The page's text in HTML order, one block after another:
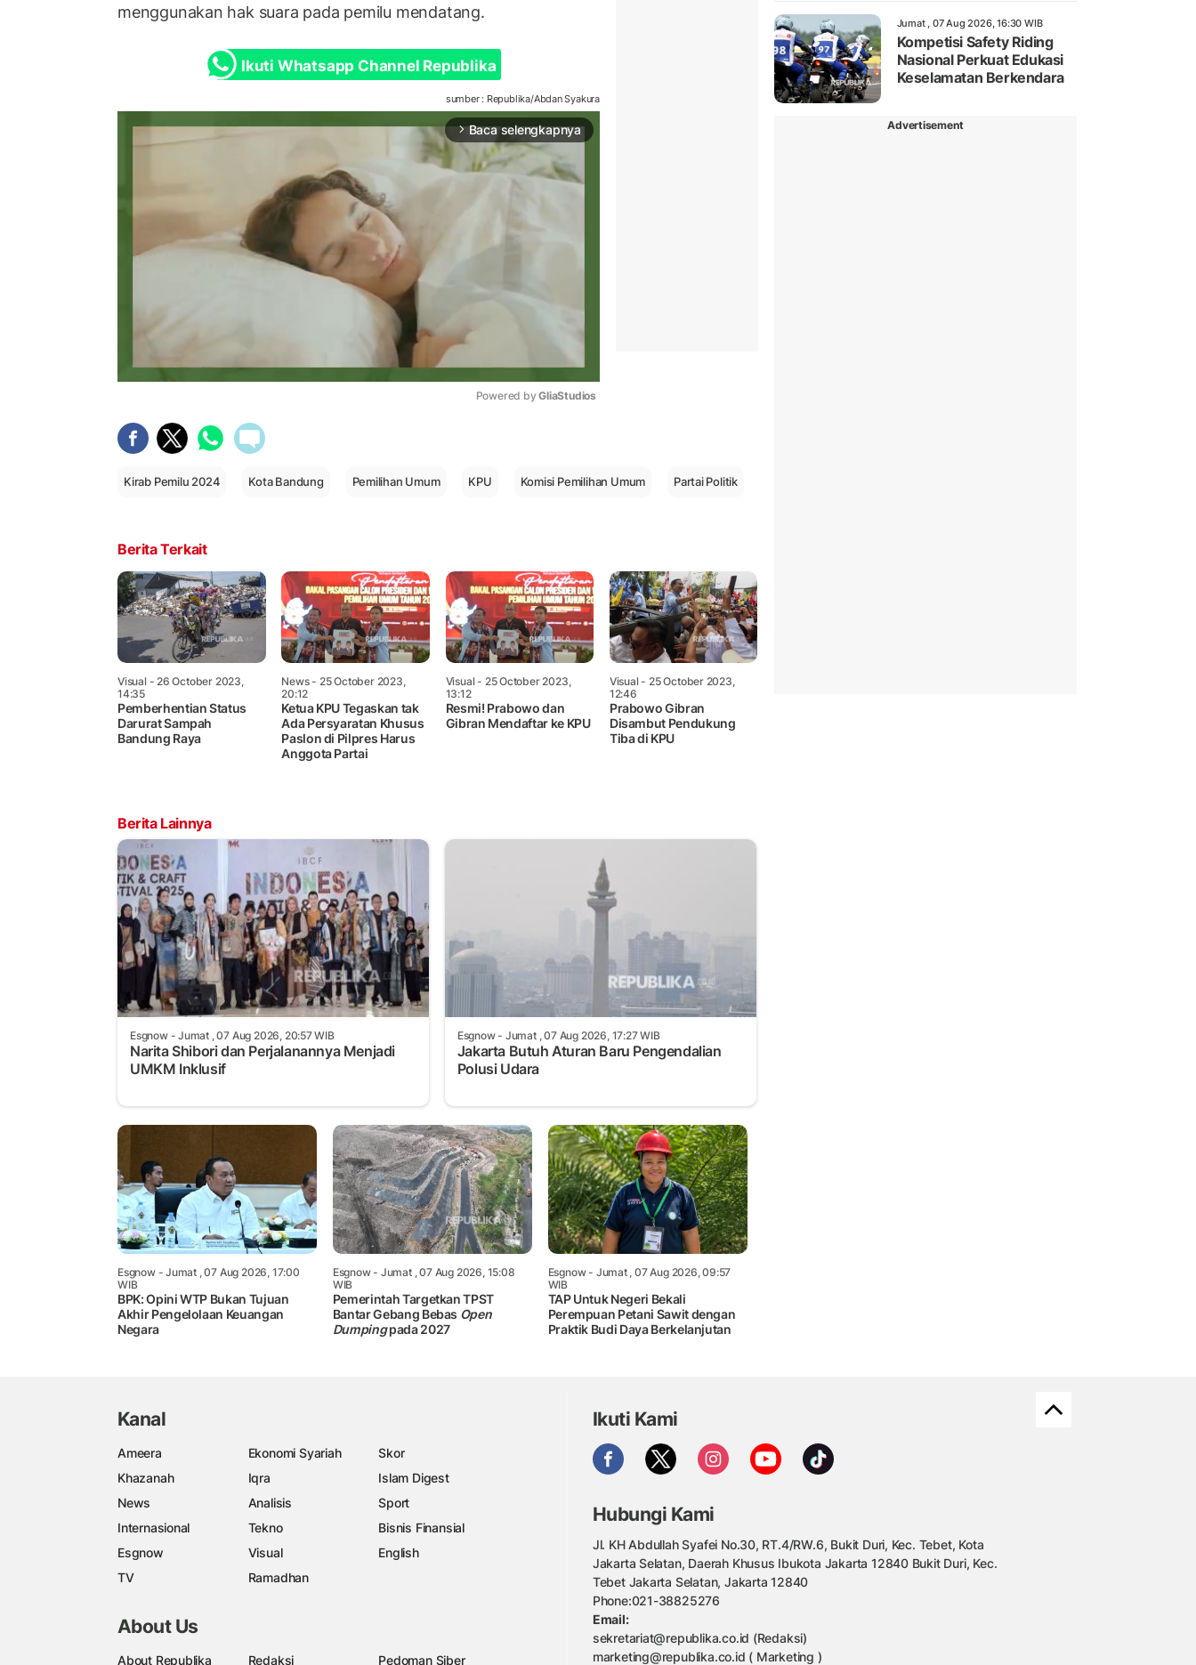
menggunakan hak suara pada pemilu mendatang.
Ikuti Whatsapp Channel Republika
sumber : Republika/Abdan Syakura
arrow_forward_ios Baca selengkapnya
Powered by GliaStudios
Kirab Pemilu 2024 Kota Bandung Pemilihan Umum KPU Komisi Pemilihan Umum Partai Politik
Berita Terkait
Visual - 26 October 2023,
14:35
Pemberhentian Status
Darurat Sampah
Bandung Raya
News- 25 October 2023,
20:12
Ketua KPU Tegaskan tak
Ada Persyaratan Khusus
Paslon di Pilpres Harus
Anggota Partai
Visual - 25 October 2023,
13:12
Resmi! Prabowo dan
Gibran Mendaftar ke KPU
Visual - 25 October 2023,
12:46
Prabowo Gibran
Disambut Pendukung
Tiba di KPU
Berita Lainnya
Esgnow- Jumat , 07 Aug 2026, 20:57 WIB
Narita Shibori dan Perjalanannya Menjadi
UMKM Inklusif
Esgnow- Jumat , 07 Aug 2026, 17:27 WIB
Jakarta Butuh Aturan Baru Pengendalian
Polusi Udara
Esgnow- Jumat , 07 Aug 2026, 17:00
WIB
BPK: Opini WTP Bukan Tujuan
Akhir Pengelolaan Keuangan
Negara
Esgnow- Jumat , 07 Aug 2026, 15:08
WIB
Pemerintah Targetkan TPST
Bantar Gebang Bebas Open
Dumpingpada 2027
Esgnow- Jumat , 07 Aug 2026, 09:57
WIB
TAP Untuk Negeri Bekali
Perempuan Petani Sawit dengan
Praktik Budi Daya Berkelanjutan
Jumat , 07 Aug 2026, 16:30 WIB
Kompetisi Safety Riding
Nasional Perkuat Edukasi
Keselamatan Berkendara
Advertisement
Kanal
Ameera Ekonomi Syariah
Skor
Khazanah
Iqra
Islam Digest
News
Analisis
Sport
Internasional
Tekno
Bisnis Finansial
Esgnow
Visual
English
TV
Ramadhan
About Us
About Republika Redaksi Pedoman Siber
Ikuti Kami
Hubungi Kami
Jl. KH Abdullah Syafei No.30, RT.4/RW.6, Bukit Duri, Kec. Tebet, Kota
Jakarta Selatan, Daerah Khusus Ibukota Jakarta 12840 Bukit Duri, Kec.
Tebet Jakarta Selatan, Jakarta 12840
Phone:021-38825276
Email:
sekretariat@republika.co.id (Redaksi)
marketing@republika.co.id ( Marketing )